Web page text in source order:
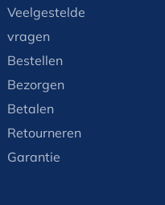
Veelgestelde
vragen
Bestellen
Bezorgen
Betalen
Retourneren
Garantie